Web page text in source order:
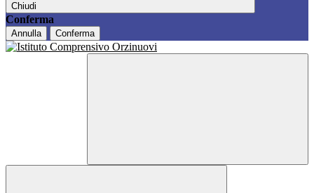
Chiudi
Conferma
Annulla Conferma